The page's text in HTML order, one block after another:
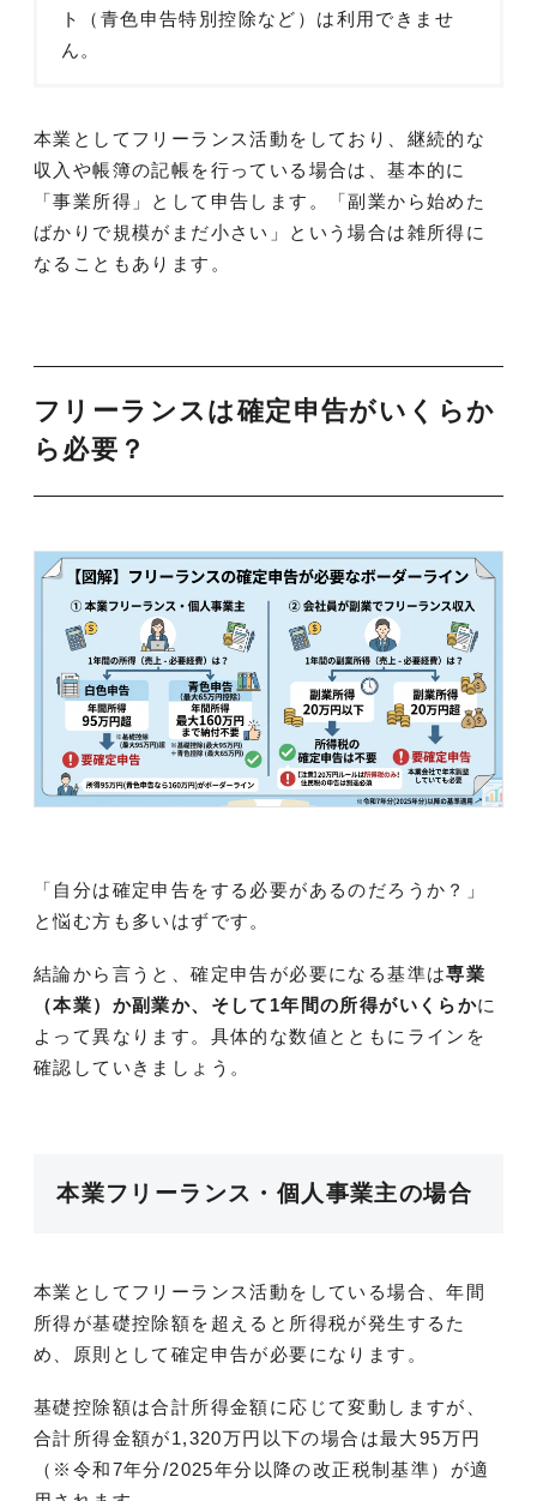
ト（青色申告特別控除など）は利用できませ
ん。
本業としてフリーランス活動をしており、継続的な
収入や帳簿の記帳を行っている場合は、基本的に
「事業所得」として申告します。「副業から始めた
ばかりで規模がまだ小さい」という場合は雑所得に
なることもあります。
フリーランスは確定申告がいくらか
ら必要？
「自分は確定申告をする必要があるのだろうか？」
と悩む方も多いはずです。
結論から言うと、確定申告が必要になる基準は専業
（本業）か副業か、そして1年間の所得がいくらかに
よって異なります。具体的な数値とともにラインを
確認していきましょう。
本業フリーランス・個人事業主の場合
本業としてフリーランス活動をしている場合、年間
所得が基礎控除額を超えると所得税が発生するた
め、原則として確定申告が必要になります。
基礎控除額は合計所得金額に応じて変動しますが、
合計所得金額が1,320万円以下の場合は最大95万円
（※令和7年分/2025年分以降の改正税制基準）が適